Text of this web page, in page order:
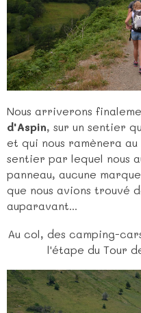
Nous arriverons
d'Aspin, sur un sentier
et qui nous ramènera
sentier par lequel nous
panneau, aucune
que nous avions trouvé
auparavant...
Au col, des camping-
l'étape du Tour